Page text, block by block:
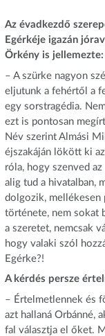
Az évadkezdő
Egérkéje igazán
Örkény is
– A szürke nagyon
eljutunk a fehértől a
egy sorstragédia.
ezt is pontosan
Név szerint Almási
éjszakáján lökött ki
róla, hogy szenved
alig tud a hivatalban,
dolgozik, mellékesen
története, nem sokat
a szeretet, nemcsak
hogy valaki szól
Egérke?!
A kérdés persze
– Értelmetlennek és
azt hallaná Orbánné,
fal választja el őket.